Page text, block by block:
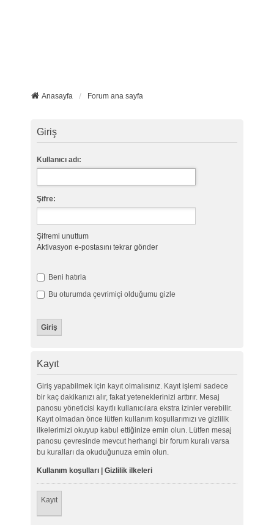
Anasayfa Forum ana sayfa
Giriş
Kullanıcı adı:
Şifre:
Şifremi unuttum
Aktivasyon e-postasını tekrar gönder
Beni hatırla
Bu oturumda çevrimiçi olduğumu gizle
Kayıt
Giriş yapabilmek için kayıt olmalısınız. Kayıt işlemi sadece
bir kaç dakikanızı alır, fakat yeteneklerinizi arttırır. Mesaj
panosu yöneticisi kayıtlı kullanıcılara ekstra izinler verebilir.
Kayıt olmadan önce lütfen kullanım koşullarımızı ve gizlilik
ilkelerimizi okuyup kabul ettiğinize emin olun. Lütfen mesaj
panosu çevresinde mevcut herhangi bir forum kuralı varsa
bu kuralları da okuduğunuza emin olun.
Kullanım koşulları| Gizlilik ilkeleri
Kayıt